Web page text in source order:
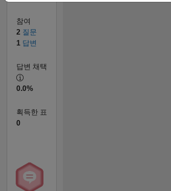
참여
2 질문
1 답변
답변 채택
0.0%
획득한 표
0